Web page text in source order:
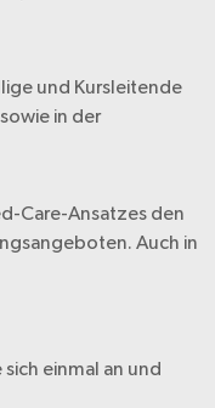
und Kursleitende
in der
Care-Ansatzes den
Auch in
einmal an und